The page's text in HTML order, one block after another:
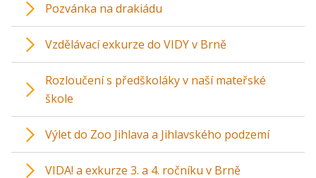
Pozvánka na drakiádu
Vzdělávací exkurze do VIDY v Brně
Rozloučení s předškoláky v naší mateřské
škole
Výlet do Zoo Jihlava a Jihlavského podzemí
VIDA! a exkurze 3. a 4. ročníku v Brně